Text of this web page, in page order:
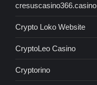
cresuscasino366.casino
Crypto Loko Website
CryptoLeo Casino
Cryptorino